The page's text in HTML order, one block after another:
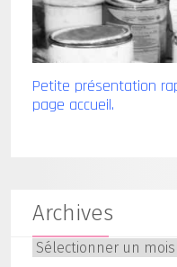
Petite présentation
page accueil.
Archives